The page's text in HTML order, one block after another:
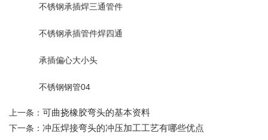
不锈钢承插焊三通管件
不锈钢承插管件焊四通
承插偏心大小头
不锈钢钢管04
上一条： 可曲挠橡胶弯头的基本资料
下一条： 冲压焊接弯头的冲压加工工艺有哪些优点